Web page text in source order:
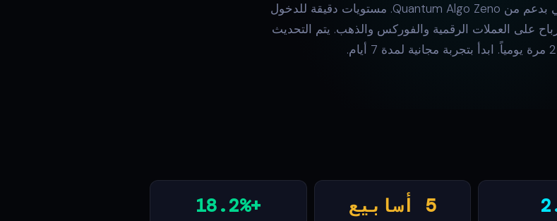
إشارات في الوقت الفعلي بدعم من Quantum Algo Zeno. مستويات دقيقة للدخول
على العملات الرقمية والفوركس والذهب. يتم التحديث
5 أسابيع +18.2%